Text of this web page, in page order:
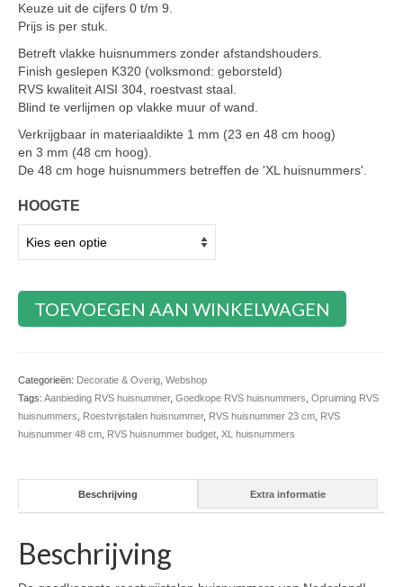
Keuze uit de cijfers 0 t/m 9.
Prijs is per stuk.
Betreft vlakke huisnummers zonder afstandshouders.
Finish geslepen K320 (volksmond: geborsteld)
RVS kwaliteit AISI 304, roestvast staal.
Blind te verlijmen op vlakke muur of wand.
Verkrijgbaar in materiaaldikte 1 mm (23 en 48 cm hoog)
en 3 mm (48 cm hoog).
De 48 cm hoge huisnummers betreffen de 'XL huisnummers'.
HOOGTE
TOEVOEGEN AAN WINKELWAGEN
Categorieën: Decoratie & Overig Webshop
Tags: Aanbieding RVS huisnummer, Goedkope RVS huisnummers Opruiming RVS
huisnummers
Roestvrijstalen huisnummer, RVS huisnummer 23 cm RVS
huisnummer 48 cm RVS huisnummer budget XL huisnummers
Beschrijving Extra informatie
Beschrijving